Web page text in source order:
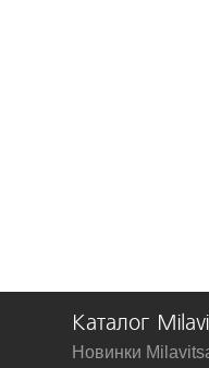
Каталог
Новинки